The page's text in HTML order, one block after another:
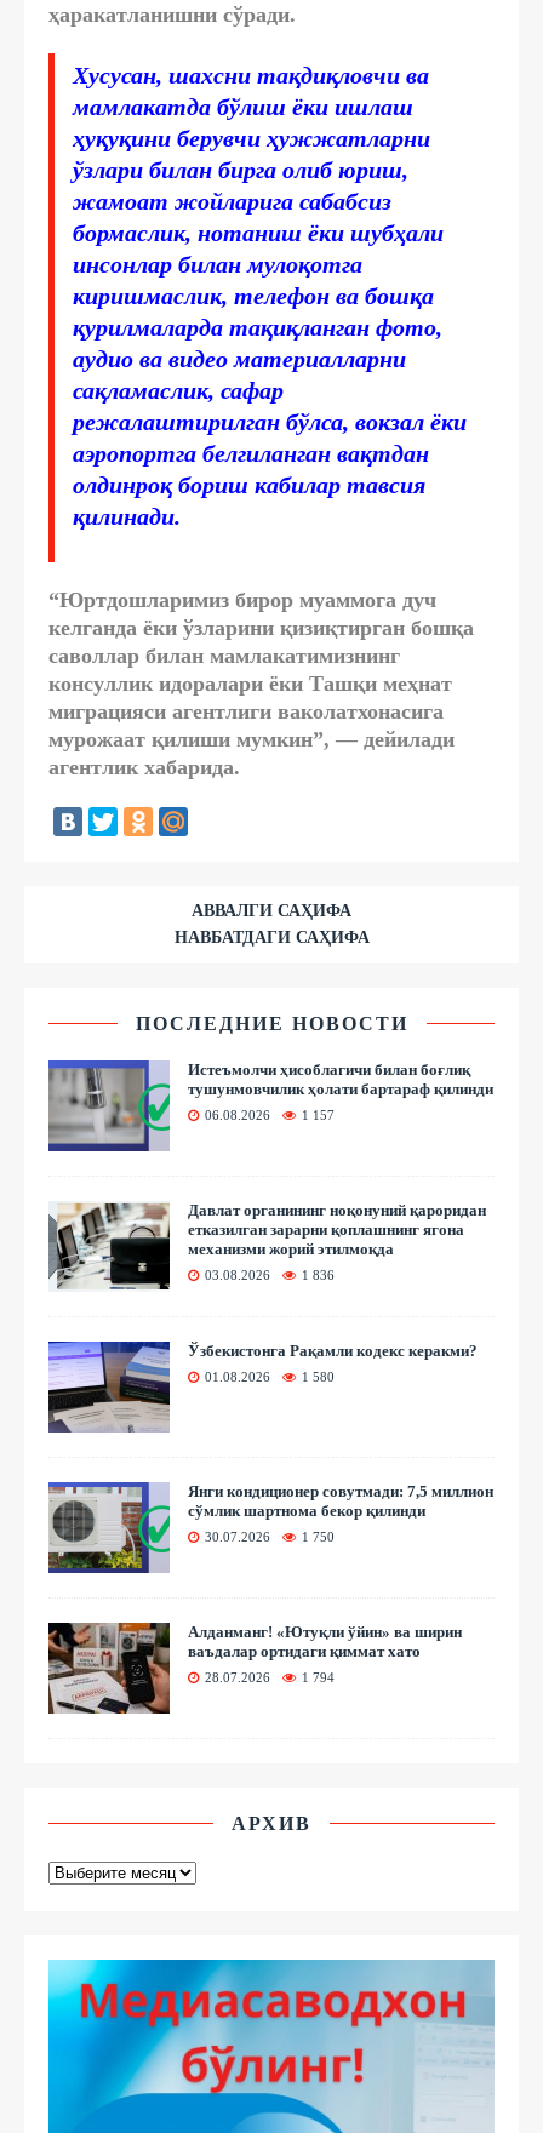
ҳаракатланишни сўради.
Хусусан, шахсни тақдиқловчи ва
мамлакатда бўлиш ёки ишлаш
ҳуқуқини берувчи ҳужжатларни
ўзлари билан бирга олиб юриш,
жамоат жойларига сабабсиз
бормаслик, нотаниш ёки шубҳали
инсонлар билан мулоқотга
киришмаслик, телефон ва бошқа
қурилмаларда тақиқланган фото,
аудио ва видео материалларни
сақламаслик, сафар
режалаштирилган бўлса, вокзал ёки
аэропортга белгиланган вақтдан
олдинроқ бориш кабилар тавсия
қилинади.
“Юртдошларимиз бирор муаммога дуч
келганда ёки ўзларини қизиқтирган бошқа
саволлар билан мамлакатимизнинг
консуллик идоралари ёки Ташқи меҳнат
миграцияси агентлиги ваколатхонасига
мурожаат қилиши мумкин”, — дейилади
агентлик хабарида.
АВВАЛГИ САҲИФА
НАВБАТДАГИ САҲИФА
ПОСЛЕДНИЕ НОВОСТИ
Истеъмолчи ҳисоблагичи билан боғлиқ
тушунмовчилик ҳолати бартараф қилинди
06.08.2026 1 157
Давлат органининг ноқонуний қароридан
етказилган зарарни қоплашнинг ягона
механизми жорий этилмоқда
03.08.2026 1 836
Ўзбекистонга Рақамли кодекс керакми?
01.08.2026 1 580
Янги кондиционер совутмади: 7,5 миллион
сўмлик шартнома бекор қилинди
30.07.2026 1 750
Алданманг! «Ютуқли ўйин» ва ширин
ваъдалар ортидаги қиммат хато
28.07.2026 1 794
АРХИВ